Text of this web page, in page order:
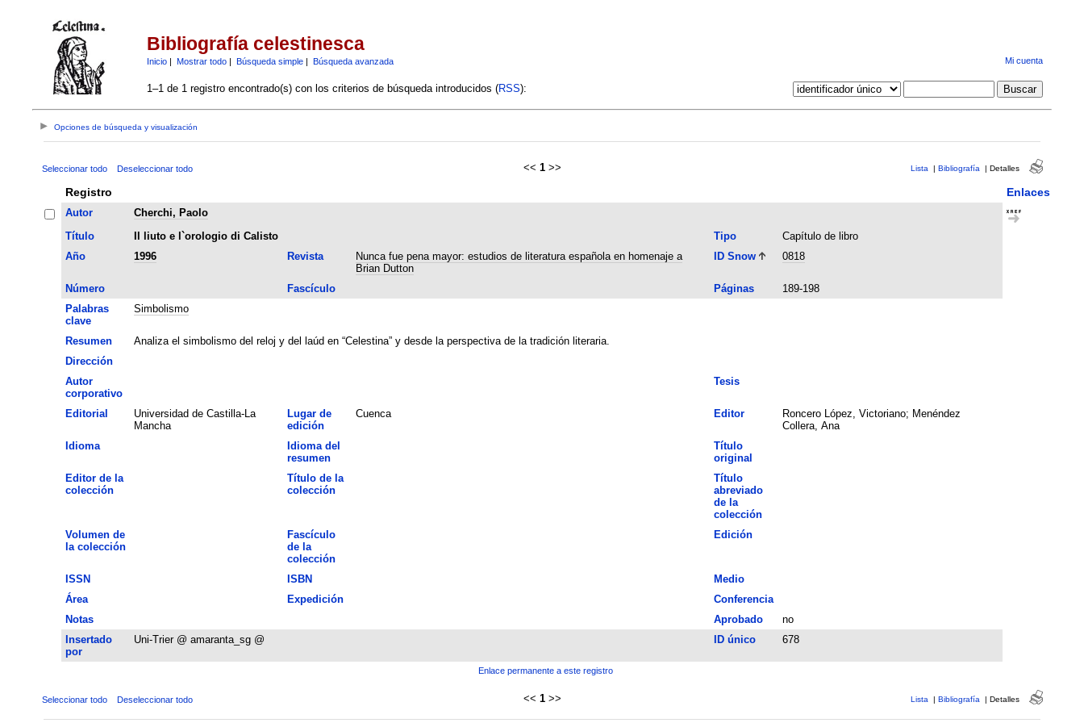
Bibliografía celestinesca
Inicio| Mostrar todo| Búsqueda simple| Búsqueda avanzada Mi cuenta
1–1 de 1 registro encontrado(s) con los criterios de búsqueda introducidos (RSS):
Opciones de búsqueda y visualización
Seleccionar todo Deseleccionar todo << 1 >> Lista | Bibliografía | Detalles
Registro Enlaces
Autor
Cherchi, Paolo
Título
Il liuto e l`orologio di Calisto Tipo
Capítulo de libro
Año
1996 Revista
Nunca fue pena mayor: estudios de literatura española en homenaje a
Brian Dutton
ID Snow 0818
Número Fascículo Páginas
189-198
Palabras
clave
Simbolismo
Resumen
Analiza el simbolismo del reloj y del laúd en “Celestina” y desde la perspectiva de la tradición literaria.
Dirección
Autor
corporativo
Tesis
Editorial
Universidad de Castilla-La
Mancha
Lugar de
edición
Cuenca Editor
Roncero López, Victoriano; Menéndez
Collera, Ana
Idioma
Idioma del
resumen
Título
original
Editor de la
colección
Título de la
colección
Título
abreviado
de la
colección
Volumen de
la colección
Fascículo
de la
colección
Edición
ISSN ISBN
Medio
Área
Expedición
Conferencia
Notas
Aprobado
no
Insertado
por
Uni-Trier @ amaranta_sg @ ID único 678
Enlace permanente a este registro
Seleccionar todo Deseleccionar todo << 1 >> Lista | Bibliografía | Detalles